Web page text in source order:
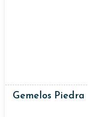
Gemelos Piedra